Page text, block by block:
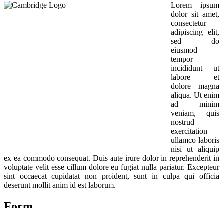
Lorem ipsum
dolor sit amet,
consectetur
adipiscing elit,
sed do
eiusmod
tempor
incididunt ut
labore et
dolore magna
aliqua. Ut enim
ad minim
veniam, quis
nostrud
exercitation
ullamco laboris
nisi ut aliquip
ex ea commodo consequat. Duis aute irure dolor in reprehenderit in
voluptate velit esse cillum dolore eu fugiat nulla pariatur. Excepteur
sint occaecat cupidatat non proident, sunt in culpa qui officia
deserunt mollit anim id est laborum.